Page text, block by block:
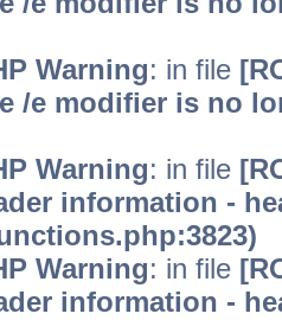
Warning: in file
/e modifier is no
Warning: in file
information -
Warning: in file
information -